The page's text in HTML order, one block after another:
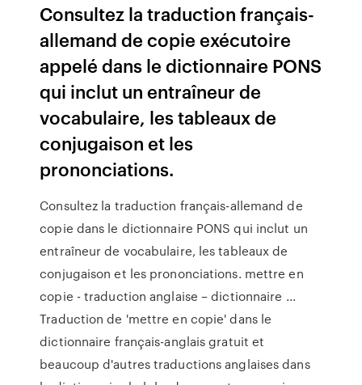
Consultez la traduction français-
allemand de copie exécutoire
appelé dans le dictionnaire PONS
qui inclut un entraîneur de
vocabulaire, les tableaux de
conjugaison et les
prononciations.
Consultez la traduction français-allemand de
copie dans le dictionnaire PONS qui inclut un
entraîneur de vocabulaire, les tableaux de
conjugaison et les prononciations. mettre en
copie - traduction anglaise – dictionnaire ...
Traduction de 'mettre en copie' dans le
dictionnaire français-anglais gratuit et
beaucoup d'autres traductions anglaises dans